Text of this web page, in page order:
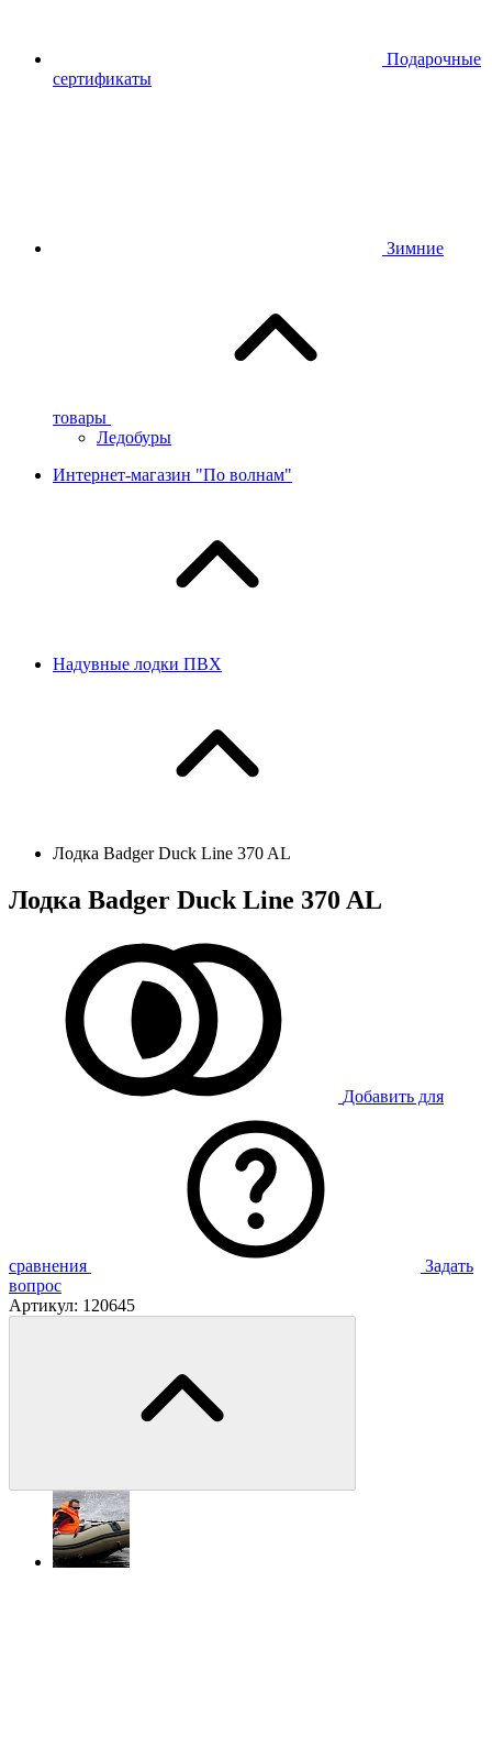
Подарочные
сертификаты
Зимние
товары
Ледобуры
Интернет-магазин "По волнам"
Надувные лодки ПВХ
Лодка Badger Duck Line 370 AL
Лодка Badger Duck Line 370 AL
Добавить для
сравнения
Задать
вопрос
Артикул: 120645